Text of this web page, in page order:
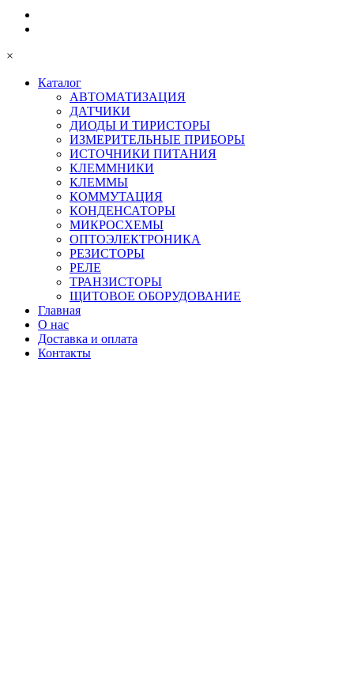
×
Каталог
АВТОМАТИЗАЦИЯ
ДАТЧИКИ
ДИОДЫ И ТИРИСТОРЫ
ИЗМЕРИТЕЛЬНЫЕ ПРИБОРЫ
ИСТОЧНИКИ ПИТАНИЯ
КЛЕММНИКИ
КЛЕММЫ
КОММУТАЦИЯ
КОНДЕНСАТОРЫ
МИКРОСХЕМЫ
ОПТОЭЛЕКТРОНИКА
РЕЗИСТОРЫ
РЕЛЕ
ТРАНЗИСТОРЫ
ЩИТОВОЕ ОБОРУДОВАНИЕ
Главная
О нас
Доставка и оплата
Контакты